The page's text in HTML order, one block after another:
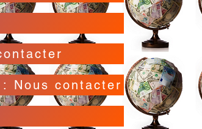
Possibilité de déclarer la valeur de l'envoi pour l'assurer : Nous contacter